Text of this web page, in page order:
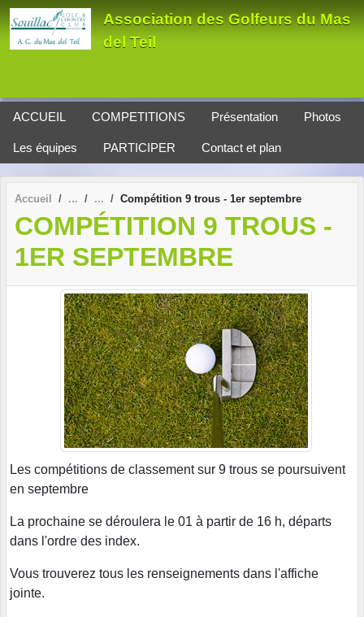
Association des Golfeurs du Mas
del Teil
ACCUEIL COMPETITIONS Présentation Photos
Les équipes PARTICIPER Contact et plan
Accueil Compétition 9 trous - 1er septembre
COMPÉTITION 9 TROUS -
1ER SEPTEMBRE
Les compétitions de classement sur 9 trous se poursuivent
en septembre
La prochaine se déroulera le 01 à partir de 16 h, départs
dans l'ordre des index.
Vous trouverez tous les renseignements dans l'affiche
jointe.
Panneau de gestion des cookies